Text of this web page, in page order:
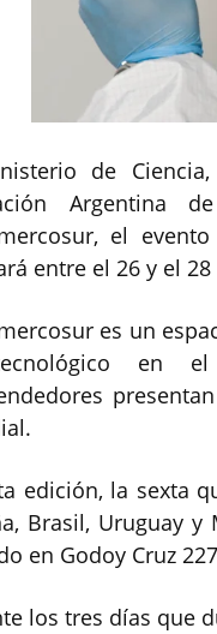
de
Argentina
el
entre el 26 y el
es un
en
edición, la sexta
Brasil, Uruguay
en Godoy Cruz
los tres días que